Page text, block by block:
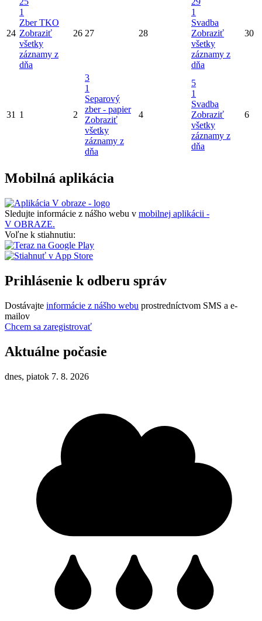
24
1
Zber TKO
Zobraziť
všetky
záznamy z
dňa
26 27 28
1
Svadba
Zobraziť
všetky
záznamy z
dňa
30
31 1 2
3
1
Separový
zber - papier
Zobraziť
všetky
záznamy z
dňa
4
5
1
Svadba
Zobraziť
všetky
záznamy z
dňa
6
Mobilná aplikácia
Sledujte informácie z nášho webu v mobilnej aplikácii -
V OBRAZE.
Voľne k stiahnutiu:
Prihlásenie k odberu správ
Dostávajte informácie z nášho webu prostredníctvom SMS a e-
mailov
Chcem sa zaregistrovať
Aktuálne počasie
dnes, piatok 7. 8. 2026